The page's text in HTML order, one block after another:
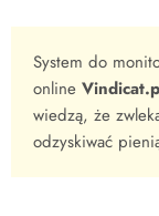
System do
online
wiedzą, że
odzyskiwać